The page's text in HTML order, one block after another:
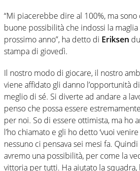
“Mi piacerebbe dire al 100%, ma
buone possibilità che indossi la
prossimo anno”, ha detto di Eriksen
stampa di giovedì.
Il nostro modo di giocare, il nostro
viene affidato gli danno l’opportunità
meglio di sé. Si diverte ad andare a
penso che possa essere
per noi. So di essere ottimista, ma ho
l’ho chiamato e gli ho detto ‘vuoi venire
nessuno ci pensava sei mesi fa.
avremo una possibilità, per come la
vittoria per tutti. Ha aiutato la squadra,